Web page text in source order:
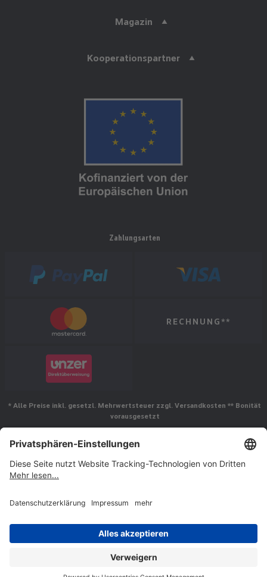
Magazin
Kooperationspartner
Zahlungsarten
RECHNUNG**
* Alle Preise inkl. gesetzl. Mehrwertsteuer zzgl. Versandkosten ** Bonität
vorausgesetzt
Folgen Sie uns
© Jakob Maul GmbH,
Jakob-Maul-Str. 17, 64732 Bad König, Deutschland